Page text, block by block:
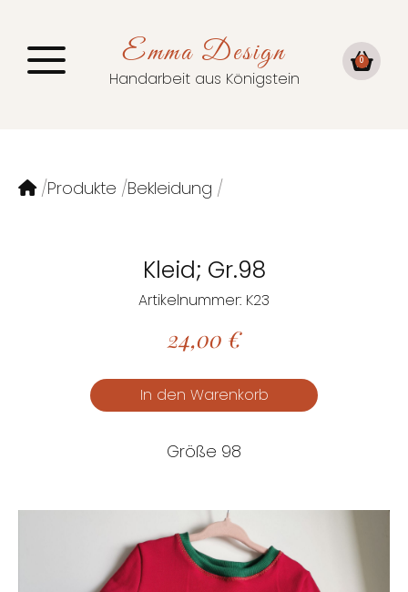
Emma Design
Handarbeit aus Königstein
0
Produkte Bekleidung
Kleid; Gr.98
Artikelnummer: K23
24,00 €
Größe 98